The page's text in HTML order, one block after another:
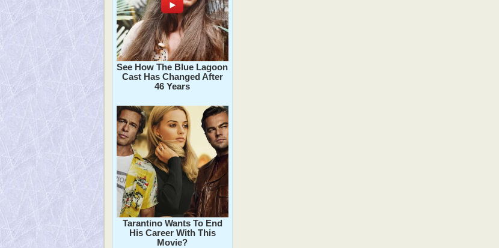
See How The Blue Lagoon
Cast Has Changed After
46 Years
Tarantino Wants To End
His Career With This
Movie?